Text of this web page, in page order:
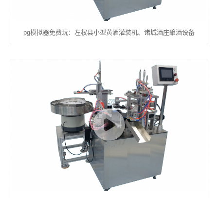
pg模拟器免费玩：左权县小型黄酒灌装机、诸城酒庄酿酒设备